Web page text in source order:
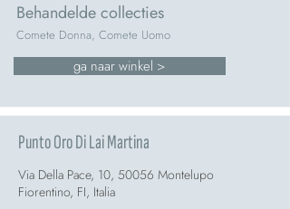
Behandelde collecties
Comete Donna, Comete Uomo
ga naar winkel >
Punto Oro Di Lai Martina
Via Della Pace, 10, 50056 Montelupo
Fiorentino, FI, Italia